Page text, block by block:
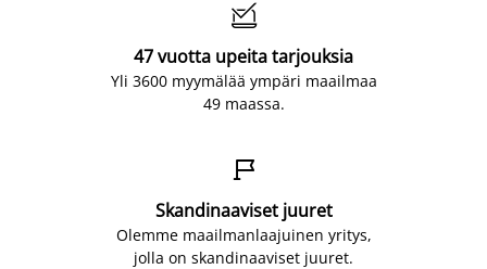

47 vuotta upeita tarjouksia
Yli 3600 myymälää ympäri maailmaa
49 maassa.

Skandinaaviset juuret
Olemme maailmanlaajuinen yritys,
jolla on skandinaaviset juuret.